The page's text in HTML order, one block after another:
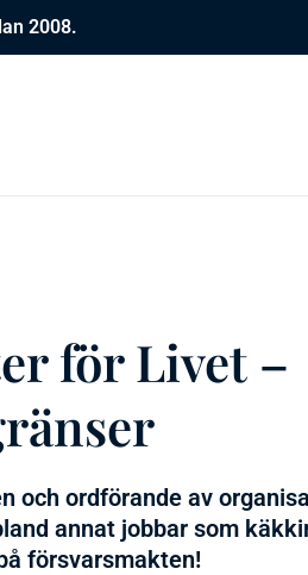
2008.
för Livet –
och ordförande av
annat jobbar som
försvarsmakten!